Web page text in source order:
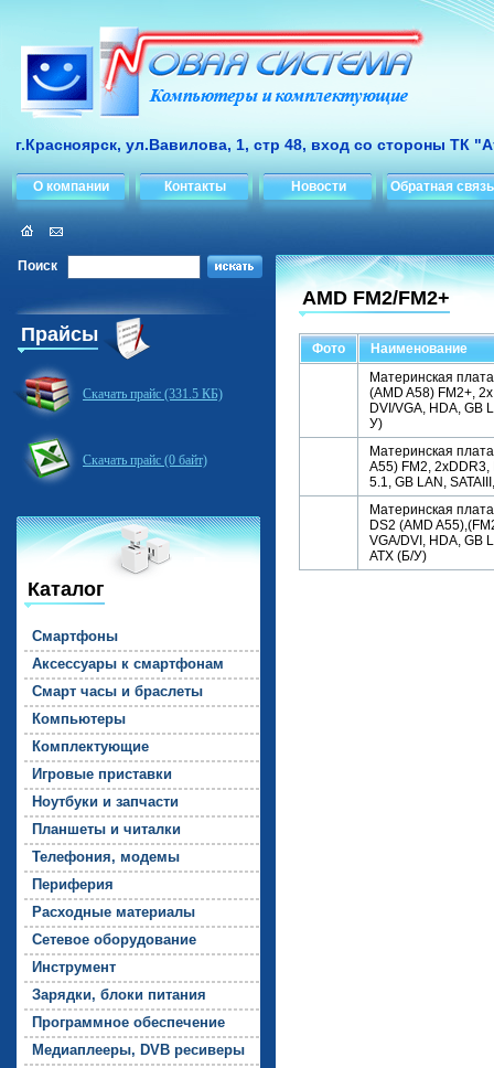
г.Красноярск, ул.Вавилова, 1, стр 48, вход со стороны ТК
О компании Контакты Новости Обратная связь
Поиск
Прайсы
Скачать прайс (331.5 КБ)
Скачать прайс (0 байт)
Каталог
Смарт­фо­ны
Ак­сессу­ары к смарт­фо­нам
Смарт ча­сы и брас­ле­ты
Компь­юте­ры
Комп­лек­ту­ющие
Иг­ро­вые прис­тавки
Но­ут­бу­ки и зап­части
План­ше­ты и чи­тал­ки
Те­лефо­ния, мо­демы
Пе­рифе­рия
Рас­ходные ма­тери­алы
Се­тевое обо­рудо­вание
Инс­тру­мент
За­ряд­ки, бло­ки пи­тания
Прог­рамм­ное обес­пе­чение
Ме­ди­ап­ле­еры, DVB ре­сиве­ры
AMD FM2/FM2+
Фото
Наименование
Материнская
(AMD A58) FM2+,
DVI/VGA, HDA, GB
У)
Материнская
A55) FM2, 2xDDR3,
5.1, GB LAN,
Материнская
DS2 (AMD
VGA/DVI, HDA, GB
ATX (Б/У)